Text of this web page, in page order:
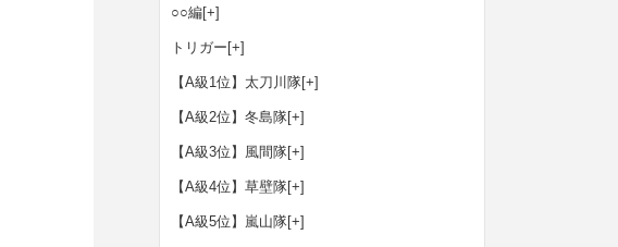
○○編[+]
トリガー [+]
【A級1位】太刀川隊[+]
【A級2位】冬島隊[+]
【A級3位】風間隊[+]
【A級4位】草壁隊[+]
【A級5位】嵐山隊[+]